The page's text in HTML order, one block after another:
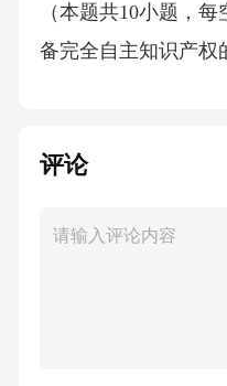
（本题共10小题，
备完全自主知识产权
供的能量发电的，反
4. 论衡中记载：“司
评论